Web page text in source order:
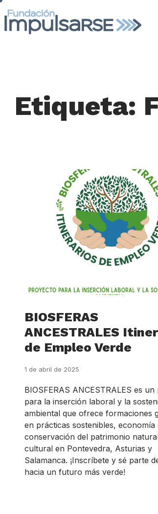
Etiqueta:
BIOSFERAS
ANCESTRALES
de Empleo Verde
1 de abril de 2025
BIOSFERAS ANCESTRALES es
para la inserción laboral y la
ambiental que ofrece formaciones
en prácticas sostenibles,
conservación del patrimonio
cultural en Pontevedra, Asturias y
Salamanca. ¡Inscríbete y sé parte
hacia un futuro más verde!